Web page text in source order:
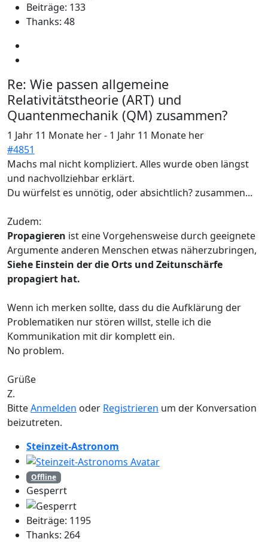
Beiträge: 133
Thanks: 48
Re: Wie passen allgemeine
Relativitätstheorie (ART) und
Quantenmechanik (QM) zusammen?
1 Jahr 11 Monate her- 1 Jahr 11 Monate her
#4851
Machs mal nicht kompliziert. Alles wurde oben längst
und nachvollziehbar erklärt.
Du würfelst es unnötig, oder absichtlich? zusammen...
Zudem:
Propagieren ist eine Vorgehensweise durch geeignete
Argumente anderen Menschen etwas näherzubringen,
Siehe Einstein der die Orts und Zeitunschärfe
propagiert hat.
Wenn ich merken sollte, dass du die Aufklärung der
Problematiken nur stören willst, stelle ich die
Kommunikation mit dir komplett ein.
No problem.
Grüße
Z.
BitteAnmelden oder Registrieren um der Konversation
beizutreten.
Steinzeit-Astronom
Offline
Gesperrt
Beiträge: 1195
Thanks: 264